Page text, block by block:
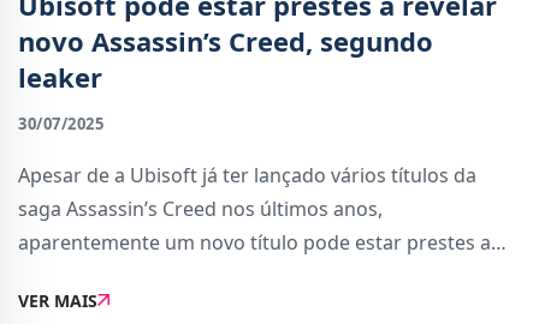
novo Assassin’s Creed, segundo
leaker
30/07/2025
Apesar de a Ubisoft já ter lançado vários títulos da
saga Assassin’s Creed nos últimos anos,
aparentemente um novo título pode estar prestes a
inesperada através de um conhecido datam
VER MAIS